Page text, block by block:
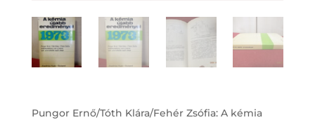
Pungor Ernő/Tóth Klára/Fehér Zsófia: A kémia